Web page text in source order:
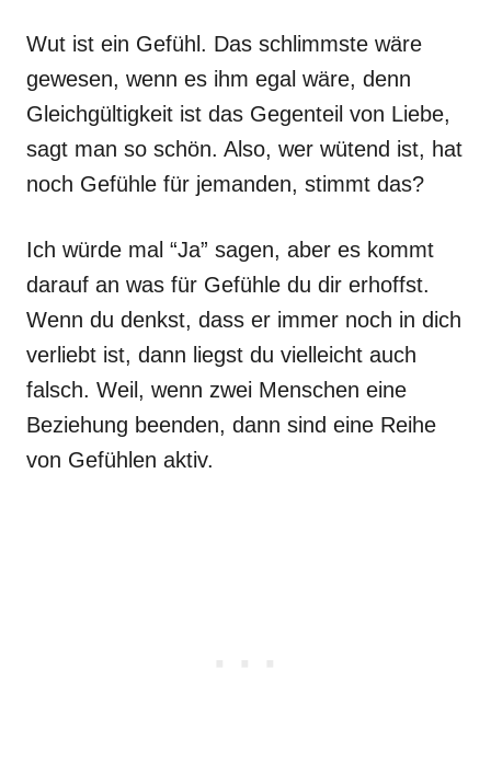
Wut ist ein Gefühl. Das schlimmste wäre
gewesen, wenn es ihm egal wäre, denn
Gleichgültigkeit ist das Gegenteil von Liebe,
sagt man so schön. Also, wer wütend ist, hat
noch Gefühle für jemanden, stimmt das?
Ich würde mal “Ja” sagen, aber es kommt
darauf an was für Gefühle du dir erhoffst.
Wenn du denkst, dass er immer noch in dich
verliebt ist, dann liegst du vielleicht auch
falsch. Weil, wenn zwei Menschen eine
Beziehung beenden, dann sind eine Reihe
von Gefühlen aktiv.